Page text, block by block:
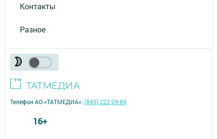
Контакты
Разное
Телефон АО «ТАТМЕДИА»:(843) 222 09 84
16+